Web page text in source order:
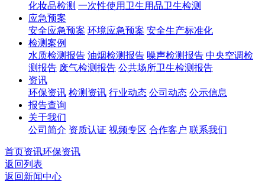
化妆品检测 一次性使用卫生用品卫生检测
应急预案
安全应急预案 环境应急预案 安全生产标准化
检测案例
水质检测报告 油烟检测报告 噪声检测报告 中央空调检
测报告 废气检测报告 公共场所卫生检测报告
资讯
环保资讯 检测资讯 行业动态 公司动态 公示信息
报告查询
关于我们
公司简介 资质认证 视频专区 合作客户 联系我们
首页资讯环保资讯
返回列表
返回新闻中心